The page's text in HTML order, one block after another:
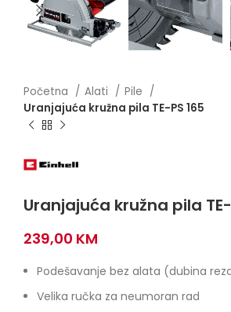
Početna Alati
Pile
Uranjajuća kružna pila TE-PS 165
Uranjajuća kružna pila TE-
239,00 KM
Podešavanje bez alata (dubina
Velika ručka za neumoran rad